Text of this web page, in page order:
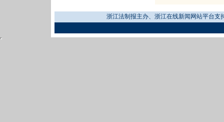
浙江法制报主办、浙江在线新闻网站平台